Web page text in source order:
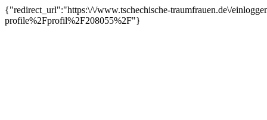
{"redirect_url":"https:\/\/www.tschechische-traumfrauen.de\/
profile%2Fprofil%2F208055%2F"}